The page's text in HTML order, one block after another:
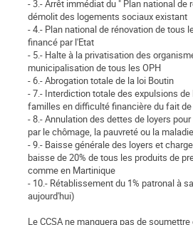
- 3.- Arrêt immédiat du " Plan national de
démolit des logements sociaux existant
- 4.- Plan national de rénovation de tous
financé par l'Etat
- 5.- Halte à la privatisation des
municipalisation de tous les OPH
- 6.- Abrogation totale de la loi Boutin
- 7.- Interdiction totale des expulsions
familles en difficulté financière du fait
- 8.- Annulation des dettes de loyers
par le chômage, la pauvreté ou la maladie
- 9.- Baisse générale des loyers et
baisse de 20% de tous les produits de
comme en Martinique
- 10.- Rétablissement du 1% patronal à
aujourd'hui)
Le CCSA ne manquera pas de